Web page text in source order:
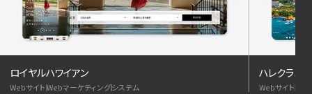
ロイヤルハワイアン
WebサイトWebマーケティングシステム
ハレクラニ
Webサイト